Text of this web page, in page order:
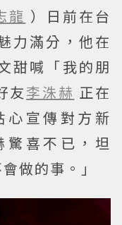
龍 ）日前在台
力滿分，他在
甜喊「我的朋
友李洙赫 正在
心宣傳對方新
驚喜不已，坦
做的事。」